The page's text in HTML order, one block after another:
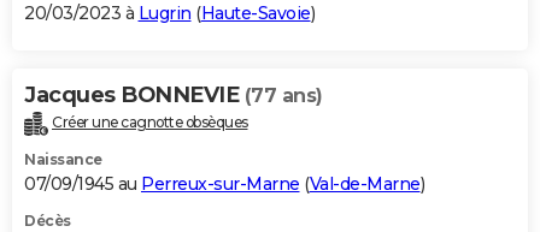
20/03/2023 à Lugrin (Haute-Savoie)
Jacques BONNEVIE (77 ans)
Créer une cagnotte obsèques
Naissance
07/09/1945 au Perreux-sur-Marne (Val-de-Marne)
Décès